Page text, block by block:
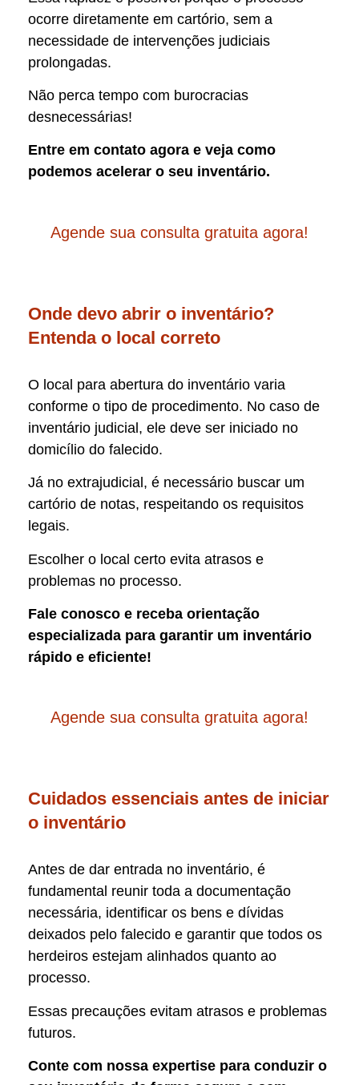
ocorre diretamente em cartório, sem a
necessidade de intervenções judiciais
prolongadas.
Não perca tempo com burocracias
desnecessárias!
Entre em contato agora e veja como
podemos acelerar o seu inventário.
Agende sua consulta gratuita agora!
Onde devo abrir o inventário?
Entenda o local correto
O local para abertura do inventário varia
conforme o tipo de procedimento. No caso de
inventário judicial, ele deve ser iniciado no
domicílio do falecido.
Já no extrajudicial, é necessário buscar um
cartório de notas, respeitando os requisitos
legais.
Escolher o local certo evita atrasos e
problemas no processo.
Fale conosco e receba orientação
especializada para garantir um inventário
rápido e eficiente!
Agende sua consulta gratuita agora!
Cuidados essenciais antes de iniciar
o inventário
Antes de dar entrada no inventário, é
fundamental reunir toda a documentação
necessária, identificar os bens e dívidas
deixados pelo falecido e garantir que todos os
herdeiros estejam alinhados quanto ao
processo.
Essas precauções evitam atrasos e problemas
futuros.
Conte com nossa expertise para conduzir o